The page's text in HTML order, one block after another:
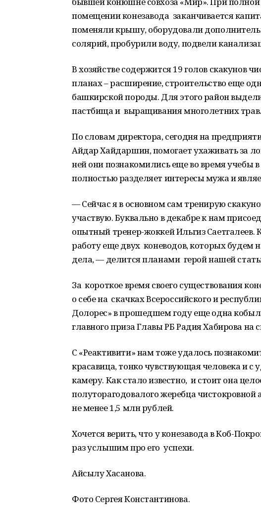
помещении конезавода заканчивается
поменяли крышу, оборудовали
солярий, пробурили воду, подвели
В хозяйстве содержится 19 голов скакунов
планах – расширение, строительство еще
башкирской породы. Для этого район
пастбища и выращивания многолетних трав.
По словам директора, сегодня на
Айдар Хайдаршин, помогает ухаживать за
ней они познакомились еще во время учебы
полностью разделяет интересы мужа и
— Сейчас я в основном сам тренирую
участвую. Буквально в декабре к нам
опытный тренер-жоккей Ильгиз Саетгалеев.
работу еще двух коневодов, которых будем
дела, — делится планами герой нашей
За короткое время своего существования
о себе на скачках Всероссийского и
Долорес» в прошедшем году еще одна
главного приза Главы РБ Радия Хабирова на
С «Реактивити» нам тоже удалось
красавица, тонко чувствующая человека и
камеру. Как стало известно, и стоит она
полуторагодовалого жеребца
не менее 1,5 млн рублей.
Хочется верить, что у конезавода в Коб-
раз услышим про его успехи.
Айсылу Хасанова.
Фото Сергея Константинова.